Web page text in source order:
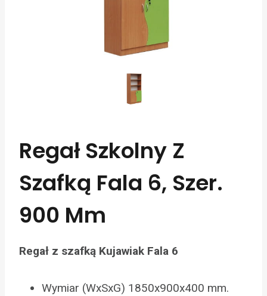
Regał Szkolny Z
Szafką Fala 6, Szer.
900 Mm
Regał z szafką Kujawiak Fala 6
Wymiar (WxSxG) 1850x900x400 mm.